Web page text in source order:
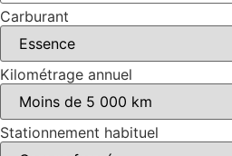
Carburant
Kilométrage annuel
Stationnement habituel